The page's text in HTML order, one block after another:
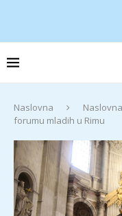
Naslovna Naslovna
forumu mladih u Rimu